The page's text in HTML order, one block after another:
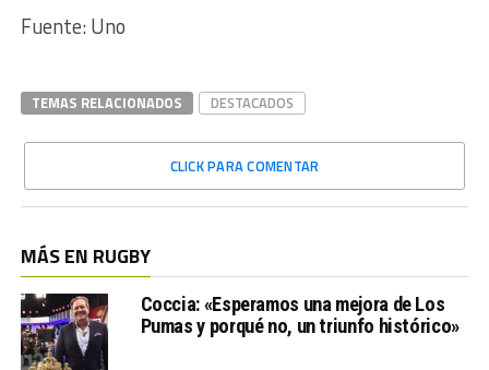
Fuente: Uno
TEMAS RELACIONADOS DESTACADOS
CLICK PARA COMENTAR
MÁS EN RUGBY
Coccia: «Esperamos una mejora de Los
Pumas y porqué no, un triunfo histórico»